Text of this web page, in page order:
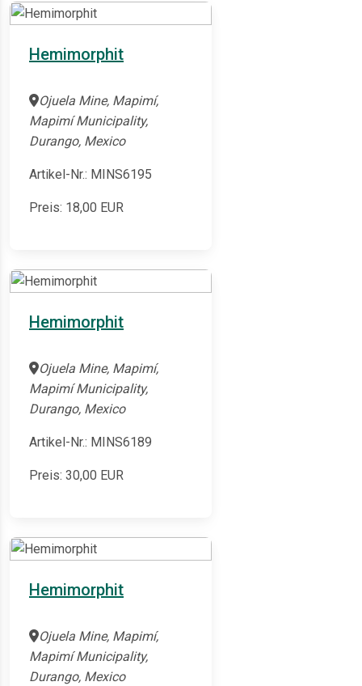
Hemimorphit
Ojuela Mine, Mapimí,
Mapimí Municipality,
Durango, Mexico
Artikel-Nr.: MINS6195
Preis: 18,00 EUR
Hemimorphit
Ojuela Mine, Mapimí,
Mapimí Municipality,
Durango, Mexico
Artikel-Nr.: MINS6189
Preis: 30,00 EUR
Hemimorphit
Ojuela Mine, Mapimí,
Mapimí Municipality,
Durango, Mexico